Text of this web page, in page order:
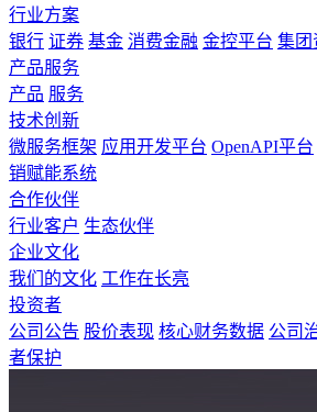
行业方案
银行 证券 基金 消费金融 金控平台 集团
产品服务
产品 服务
技术创新
微服务框架 应用开发平台 OpenAPI平台
销赋能系统
合作伙伴
行业客户 生态伙伴
企业文化
我们的文化 工作在长亮
投资者
公司公告 股价表现 核心财务数据 公司
者保护